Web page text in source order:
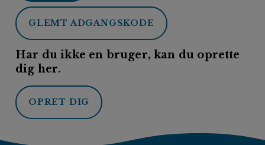
GLEMT ADGANGSKODE
Har du ikke en bruger, kan du oprette
dig her.
OPRET DIG